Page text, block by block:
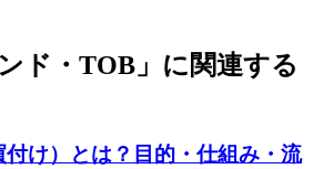
ド・TOB」に関連する
け）とは？目的・仕組み・流